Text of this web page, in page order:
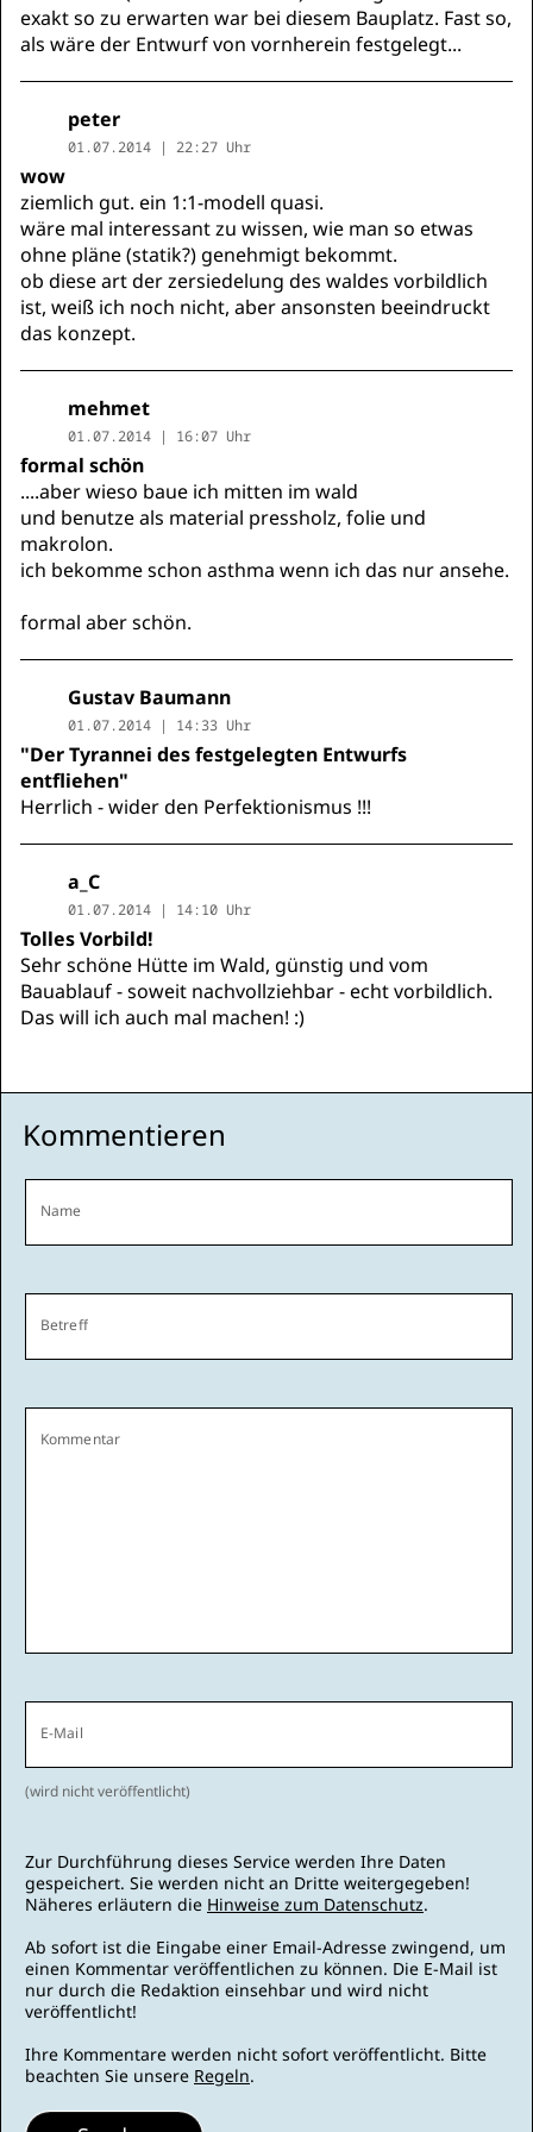
exakt so zu erwarten war bei diesem Bauplatz. Fast so,
als wäre der Entwurf von vornherein festgelegt...
peter
01.07.2014 | 22:27 Uhr
wow
ziemlich gut. ein 1:1-modell quasi.
wäre mal interessant zu wissen, wie man so etwas
ohne pläne (statik?) genehmigt bekommt.
ob diese art der zersiedelung des waldes vorbildlich
ist, weiß ich noch nicht, aber ansonsten beeindruckt
das konzept.
mehmet
01.07.2014 | 16:07 Uhr
formal schön
....aber wieso baue ich mitten im wald
und benutze als material pressholz, folie und
makrolon.
ich bekomme schon asthma wenn ich das nur ansehe.
formal aber schön.
Gustav Baumann
01.07.2014 | 14:33 Uhr
"Der Tyrannei des festgelegten Entwurfs
entfliehen"
Herrlich - wider den Perfektionismus !!!
a_C
01.07.2014 | 14:10 Uhr
Tolles Vorbild!
Sehr schöne Hütte im Wald, günstig und vom
Bauablauf - soweit nachvollziehbar - echt vorbildlich.
Das will ich auch mal machen! :)
Kommentieren
Name
Betreff
Kommentar
E-Mail
(wird nicht veröffentlicht)
Zur Durchführung dieses Service werden Ihre Daten
gespeichert. Sie werden nicht an Dritte weitergegeben!
Näheres erläutern die Hinweise zum Datenschutz.
Ab sofort ist die Eingabe einer Email-Adresse zwingend, um
einen Kommentar veröffentlichen zu können. Die E-Mail ist
nur durch die Redaktion einsehbar und wird nicht
veröffentlicht!
Ihre Kommentare werden nicht sofort veröffentlicht. Bitte
beachten Sie unsere Regeln.